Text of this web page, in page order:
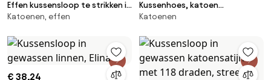
Effen kussensloop te strikken in
katoen , Scenario
Katoenen, effen
Kussenhoes, katoen
gaas/gewassen katoen,
Katoenen
€ 38,24